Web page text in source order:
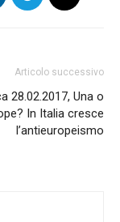
Articolo successivo
28.02.2017, Una o
In Italia cresce
l’antieuropeismo